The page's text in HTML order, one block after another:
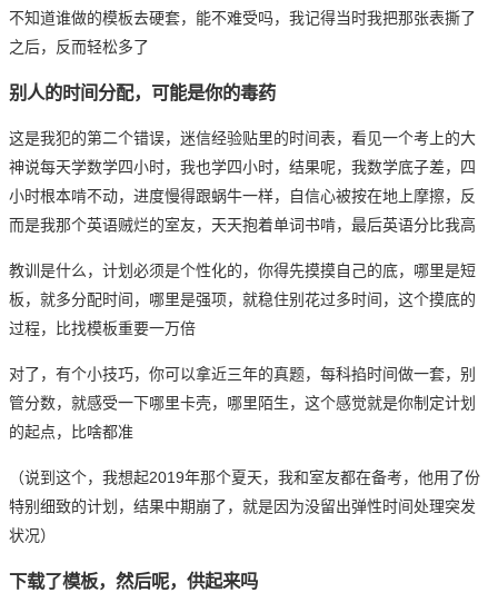
不知道谁做的模板去硬套，能不难受吗，我记得当时我把那张表撕了
之后，反而轻松多了
别人的时间分配，可能是你的毒药
这是我犯的第二个错误，迷信经验贴里的时间表，看见一个考上的大
神说每天学数学四小时，我也学四小时，结果呢，我数学底子差，四
小时根本啃不动，进度慢得跟蜗牛一样，自信心被按在地上摩擦，反
而是我那个英语贼烂的室友，天天抱着单词书啃，最后英语分比我高
教训是什么，计划必须是个性化的，你得先摸摸自己的底，哪里是短
板，就多分配时间，哪里是强项，就稳住别花过多时间，这个摸底的
过程，比找模板重要一万倍
对了，有个小技巧，你可以拿近三年的真题，每科掐时间做一套，别
管分数，就感受一下哪里卡壳，哪里陌生，这个感觉就是你制定计划
的起点，比啥都准
（说到这个，我想起2019年那个夏天，我和室友都在备考，他用了份
特别细致的计划，结果中期崩了，就是因为没留出弹性时间处理突发
状况）
下载了模板，然后呢，供起来吗